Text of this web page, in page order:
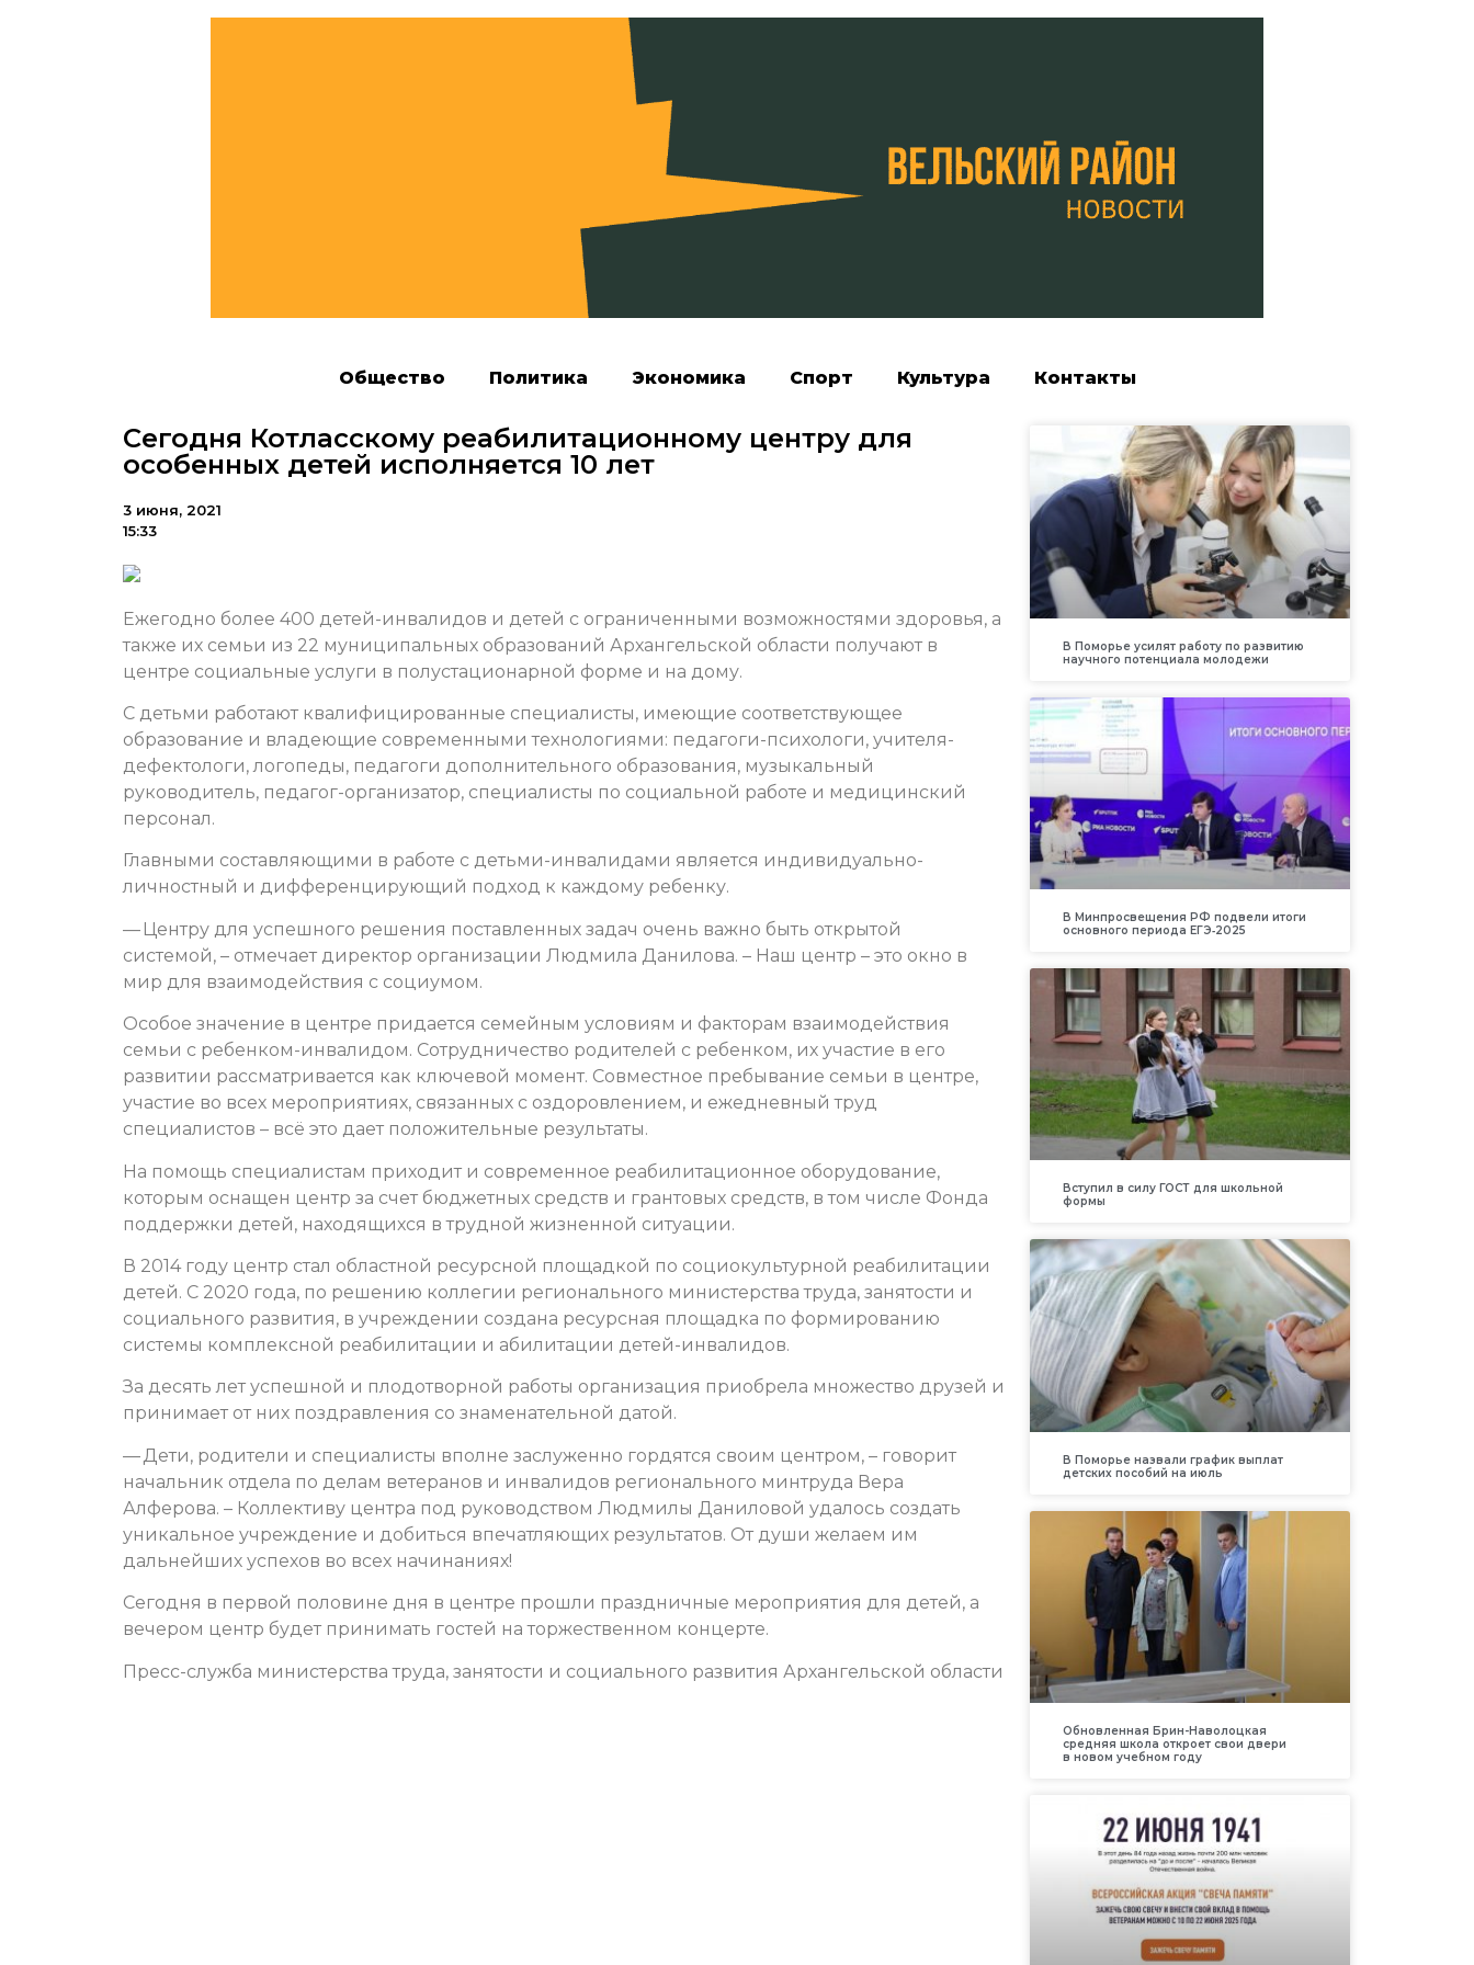
Общество Политика Экономика Спорт Культура Контакты
Сегодня Котласскому реабилитационному центру для
особенных детей исполняется 10 лет
3 июня, 2021
15:33
Ежегодно более 400 детей-инвалидов и детей с ограниченными возможностями здоровья, а
также их семьи из 22 муниципальных образований Архангельской области получают в
центре социальные услуги в полустационарной форме и на дому.
С детьми работают квалифицированные специалисты, имеющие соответствующее
образование и владеющие современными технологиями: педагоги-психологи, учителя-
дефектологи, логопеды, педагоги дополнительного образования, музыкальный
руководитель, педагог-организатор, специалисты по социальной работе и медицинский
персонал.
Главными составляющими в работе с детьми-инвалидами является индивидуально-
личностный и дифференцирующий подход к каждому ребенку.
— Центру для успешного решения поставленных задач очень важно быть открытой
системой, – отмечает директор организации Людмила Данилова. – Наш центр – это окно в
мир для взаимодействия с социумом.
Особое значение в центре придается семейным условиям и факторам взаимодействия
семьи с ребенком-инвалидом. Сотрудничество родителей с ребенком, их участие в его
развитии рассматривается как ключевой момент. Совместное пребывание семьи в центре,
участие во всех мероприятиях, связанных с оздоровлением, и ежедневный труд
специалистов – всё это дает положительные результаты.
На помощь специалистам приходит и современное реабилитационное оборудование,
которым оснащен центр за счет бюджетных средств и грантовых средств, в том числе Фонда
поддержки детей, находящихся в трудной жизненной ситуации.
В 2014 году центр стал областной ресурсной площадкой по социокультурной реабилитации
детей. С 2020 года, по решению коллегии регионального министерства труда, занятости и
социального развития, в учреждении создана ресурсная площадка по формированию
системы комплексной реабилитации и абилитации детей-инвалидов.
За десять лет успешной и плодотворной работы организация приобрела множество друзей и
принимает от них поздравления со знаменательной датой.
— Дети, родители и специалисты вполне заслуженно гордятся своим центром, – говорит
начальник отдела по делам ветеранов и инвалидов регионального минтруда Вера
Алферова. – Коллективу центра под руководством Людмилы Даниловой удалось создать
уникальное учреждение и добиться впечатляющих результатов. От души желаем им
дальнейших успехов во всех начинаниях!
Сегодня в первой половине дня в центре прошли праздничные мероприятия для детей, а
вечером центр будет принимать гостей на торжественном концерте.
Пресс-служба министерства труда, занятости и социального развития Архангельской области
В Поморье усилят работу по развитию
научного потенциала молодежи
В Минпросвещения РФ подвели итоги
основного периода ЕГЭ‑2025
Вступил в силу ГОСТ для школьной
формы
В Поморье назвали график выплат
детских пособий на июль
Обновленная Брин-Наволоцкая
средняя школа откроет свои двери
в новом учебном году